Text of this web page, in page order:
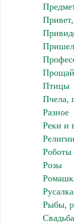
Привет,
Птицы
Пчела,
Разное
Реки и
Роботы
Розы
Рыбы,
Свадьба